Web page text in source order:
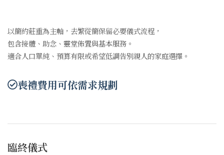
以簡約莊重為主軸，去繁從簡保留必要儀式流程，
包含接體、助念、靈堂佈置與基本服務。
適合人口單純、預算有限或希望低調告別親人的家庭選擇。
喪禮費用可依需求規劃
臨終儀式